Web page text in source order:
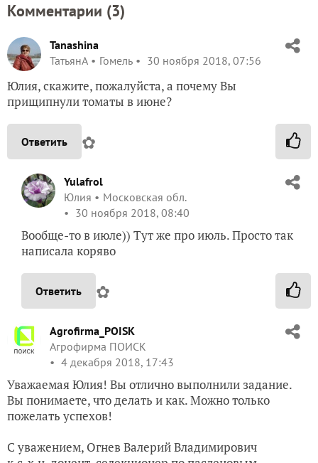
Комментарии (3)
Tanashina
ТатьянА
Гомель 30 ноября 2018, 07:56
Юлия, скажите, пожалуйста, а почему Вы
прищипнули томаты в июне?
Ответить ✿
Yulafrol
Юлия
Московская обл.
30 ноября 2018, 08:40
Вообще-то в июле)) Тут же про июль. Просто так
написала коряво
Ответить ✿
Agrofirma_POISK
Агрофирма ПОИСК
4 декабря 2018, 17:43
Уважаемая Юлия! Вы отлично выполнили задание.
Вы понимаете, что делать и как. Можно только
пожелать успехов!
С уважением, Огнев Валерий Владимирович